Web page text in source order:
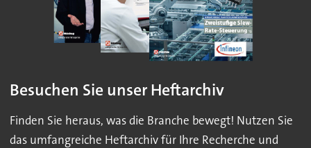
Besuchen Sie unser Heftarchiv
Finden Sie heraus, was die Branche bewegt! Nutzen Sie
das umfangreiche Heftarchiv für Ihre Recherche und